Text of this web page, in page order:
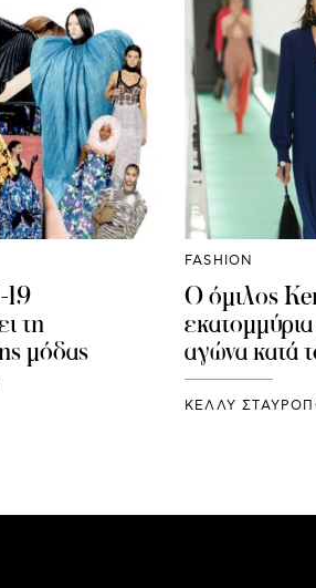
τη
μόδας
FASHION
Ο όμιλος
αγώνα κατά
ΚΕΛΛΥ